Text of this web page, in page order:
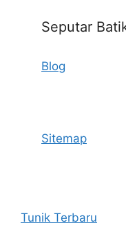
Seputar
Blog
Sitemap
Tunik Terbaru